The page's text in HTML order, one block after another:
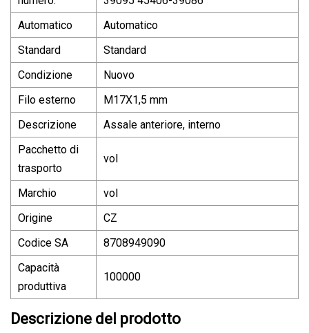
Automatico
Automatico
Standard
Standard
Condizione
Nuovo
Filo esterno
M17X1,5 mm
Descrizione
Assale anteriore, interno
Pacchetto di
trasporto
vol
Marchio
vol
Origine
CZ
Codice SA
8708949090
Capacità
produttiva
100000
Descrizione del prodotto